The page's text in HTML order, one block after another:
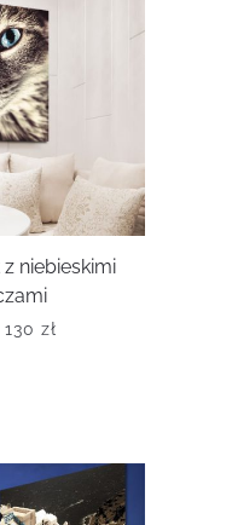
niebieskimi
130zł